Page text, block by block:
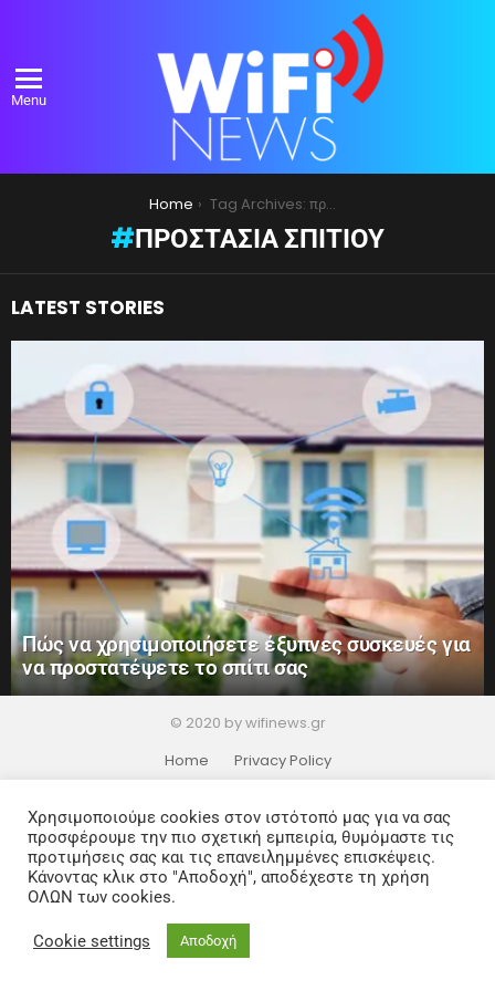
Menu
Home Tag Archives: προστασία σπιτιού
ΠΡΟΣΤΑΣΊΑ ΣΠΙΤΙΟΎ
LATEST STORIES
Πώς να χρησιμοποιήσετε έξυπνες συσκευές για
να προστατέψετε το σπίτι σας
© 2020 by wifinews.gr
Home
Privacy Policy
Χρησιμοποιούμε cookies στον ιστότοπό μας για να σας
προσφέρουμε την πιο σχετική εμπειρία, θυμόμαστε τις
προτιμήσεις σας και τις επανειλημμένες επισκέψεις.
Κάνοντας κλικ στο "Αποδοχή", αποδέχεστε τη χρήση
ΟΛΩΝ των cookies.
Cookie settings Αποδοχή